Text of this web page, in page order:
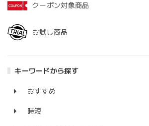
クーポン対象商品
お試し商品
キーワードから探す
おすすめ
時短